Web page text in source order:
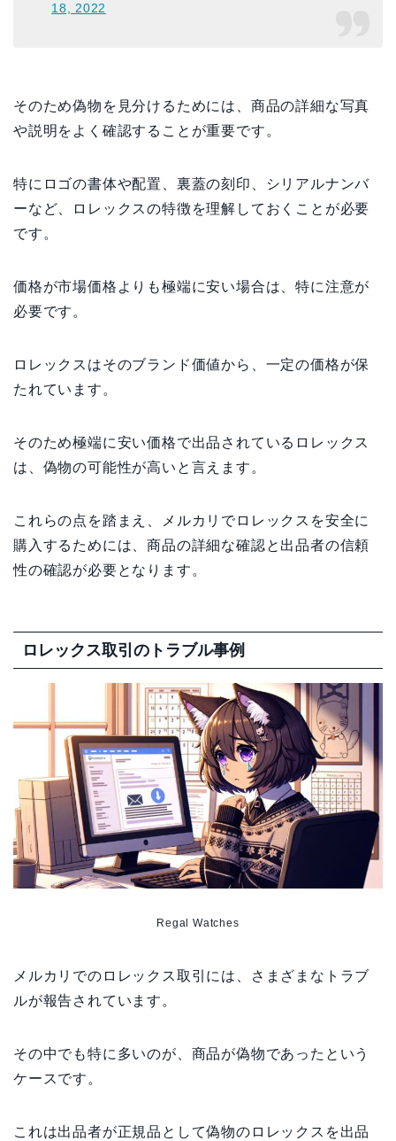
18, 2022
そのため偽物を見分けるためには、商品の詳細な写真
や説明をよく確認することが重要です。
特にロゴの書体や配置、裏蓋の刻印、シリアルナンバ
ーなど、ロレックスの特徴を理解しておくことが必要
です。
価格が市場価格よりも極端に安い場合は、特に注意が
必要です。
ロレックスはそのブランド価値から、一定の価格が保
たれています。
そのため極端に安い価格で出品されているロレックス
は、偽物の可能性が高いと言えます。
これらの点を踏まえ、メルカリでロレックスを安全に
購入するためには、商品の詳細な確認と出品者の信頼
性の確認が必要となります。
ロレックス取引のトラブル事例
Regal Watches
メルカリでのロレックス取引には、さまざまなトラブ
ルが報告されています。
その中でも特に多いのが、商品が偽物であったという
ケースです。
これは出品者が正規品として偽物のロレックスを出品